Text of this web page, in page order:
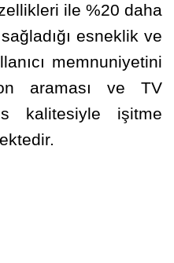
ile %20 daha
esneklik ve
memnuniyetini
araması ve TV
kalitesiyle işitme